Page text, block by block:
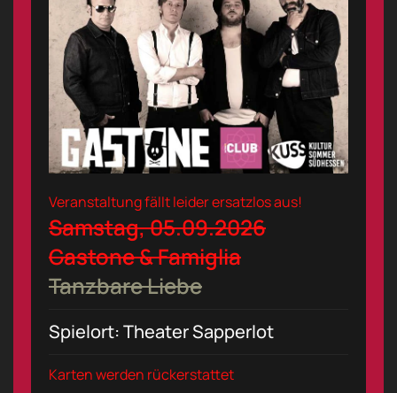
Veranstaltung fällt leider ersatzlos aus!
Samstag, 05.09.2026
Gastone & Famiglia
Tanzbare Liebe
Spielort: Theater Sapperlot
Karten werden rückerstattet